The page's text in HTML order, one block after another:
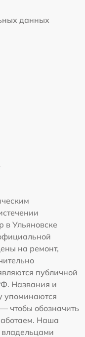
данных
в Ульяновске
на ремонт,
публичной
Названия и
упоминаются
чтобы обозначить
Наша